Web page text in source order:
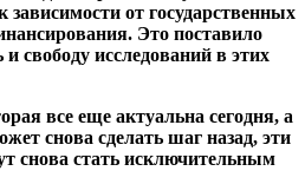
большое количество других
технические колледжи или
Однако рост этих учебных
от государственных
и свободу исследований в этих